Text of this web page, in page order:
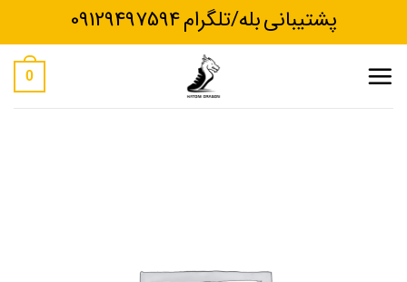
پشتیبانی بله/تلگرام 09129497594
0